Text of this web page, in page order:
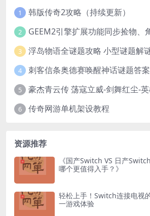
1 韩版传奇2攻略（持续更新）
2 GEEM2引擎扩展功能同步捡物、
3 浮岛物语全谜题攻略 小型谜题解
4
5 豪杰青云传 荡寇立威-剑舞红尘-
6 传奇网游单机架设教程
资源推荐
《国产Switch VS 日产
哪个更值得入手？》
轻松上手！Switch连接电视
一游戏体验